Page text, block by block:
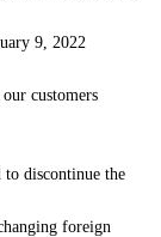
9, 2022
customers
to discontinue the
foreign